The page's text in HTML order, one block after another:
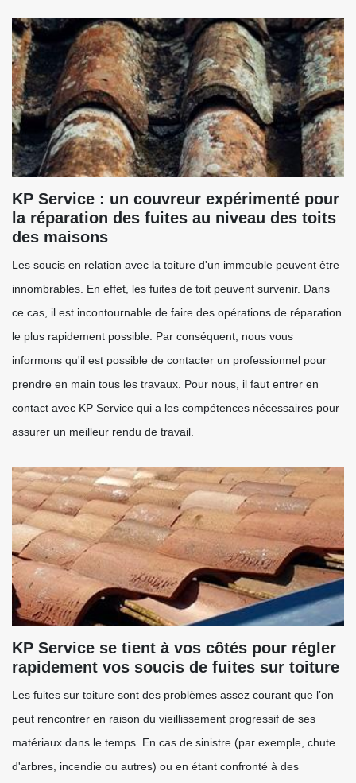
KP Service : un couvreur expérimenté pour
la réparation des fuites au niveau des toits
des maisons
Les soucis en relation avec la toiture d'un immeuble peuvent être
innombrables. En effet, les fuites de toit peuvent survenir. Dans
ce cas, il est incontournable de faire des opérations de réparation
le plus rapidement possible. Par conséquent, nous vous
informons qu'il est possible de contacter un professionnel pour
prendre en main tous les travaux. Pour nous, il faut entrer en
contact avec KP Service qui a les compétences nécessaires pour
assurer un meilleur rendu de travail.
KP Service se tient à vos côtés pour régler
rapidement vos soucis de fuites sur toiture
Les fuites sur toiture sont des problèmes assez courant que l’on
peut rencontrer en raison du vieillissement progressif de ses
matériaux dans le temps. En cas de sinistre (par exemple, chute
d'arbres, incendie ou autres) ou en étant confronté à des